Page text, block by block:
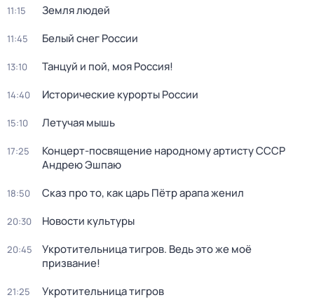
11:15 Земля людей
11:45 Белый снег России
13:10 Танцуй и пой, моя Россия!
14:40 Исторические курорты России
15:10 Летучая мышь
17:25
Концерт-посвящение народному артисту СССР
Андрею Эшпаю
18:50 Сказ про то, как царь Пётр арапа женил
20:30 Новости культуры
20:45
Укротительница тигров. Ведь это же моё
призвание!
21:25 Укротительница тигров